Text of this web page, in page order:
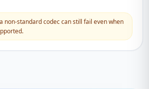
non-standard codec can still fail even when